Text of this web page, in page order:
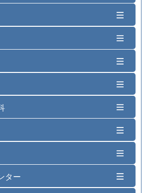
ター